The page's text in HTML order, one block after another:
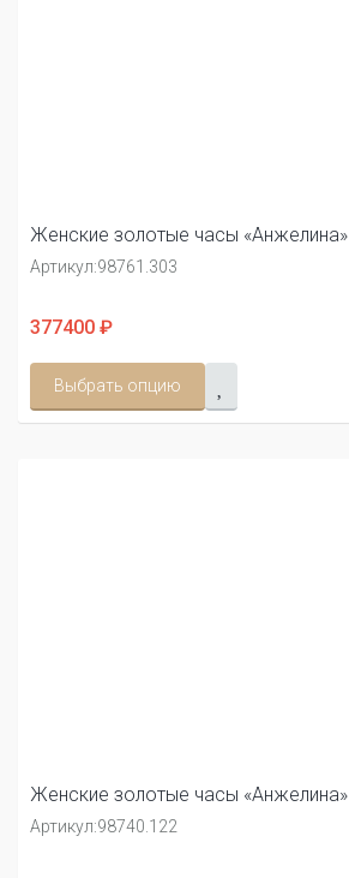
Женские золотые часы «Анжелина»
Артикул:98761.303
377400 ₽
Выбрать опцию
Женские золотые часы «Анжелина»
Артикул:98740.122